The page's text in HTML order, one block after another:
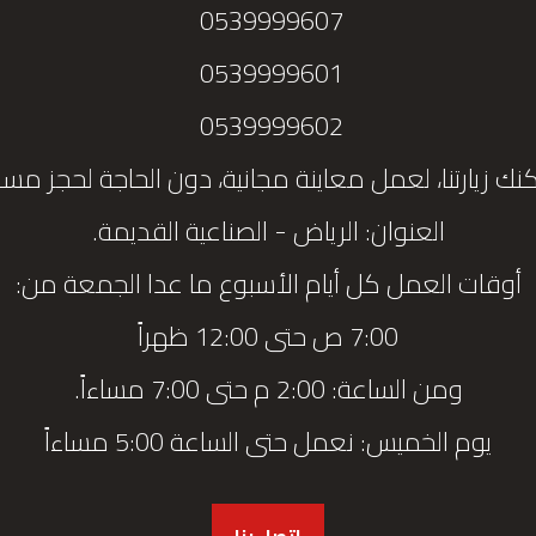
0539999607
0539999601
0539999602
زيارتنا، لعمل معاينة مجانية، دون الحاجة لحجز
العنوان: الرياض - الصناعية القديمة.
أوقات العمل كل أيام الأسبوع ما عدا الجمعة من:
7:00 ص حتى 12:00 ظهراً
ومن الساعة: 2:00 م حتى 7:00 مساءاً.
يوم الخميس: نعمل حتى الساعة 5:00 مساءاً